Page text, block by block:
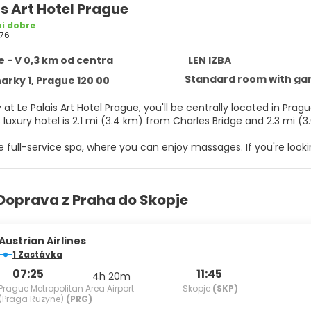
Art Hotel Prague
dobre
- V 0,3 km od centra
LEN IZBA
1, Prague 120 00
Standard room with
Le Palais Art Hotel Prague, you'll be centrally located in
This luxury hotel is 2.1 mi (3.4 km) from Charles Bridge and 2.3
full-service spa, where you can enjoy massages. If you're
at home in one of the 72 air-conditioned rooms featuring
you connected, and satellite programming is available for
appetite for lunch or dinner at ARTISTA Restaurant, a
of the room service (during limited hours). Wrap up your
from 7:00 AM to 10:30 AM and on weekends from 7:30
include a business center, express check-in, and
z Praha do Skopje
Airlines
1 Zastávka
07:25
Prague Metropolitan Area Airport
(Praga Ruzyne) (PRG)
4h 20m 11:45
Skopje (SKP)